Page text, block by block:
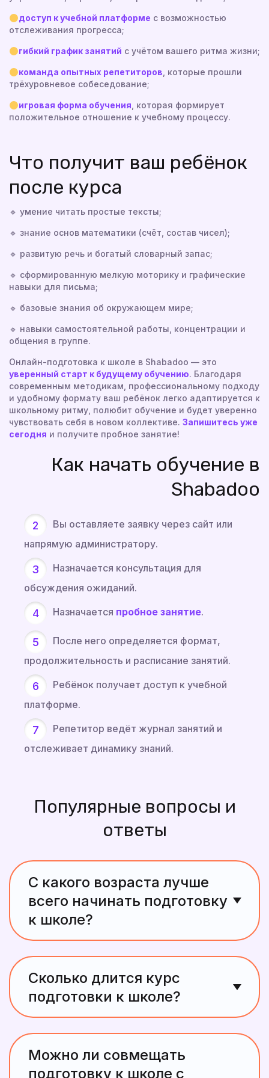
доступ к учебной платформе с возможностью
отслеживания прогресса;
гибкий график занятий с учётом вашего ритма жизни;
команда опытных репетиторов , которые прошли
трёхуровневое собеседование;
игровая форма обучения , которая формирует
положительное отношение к учебному процессу.
Что получит ваш ребёнок
после курса
🔹 умение читать простые тексты;
🔹 знание основ математики (счёт, состав чисел);
🔹 развитую речь и богатый словарный запас;
🔹 сформированную мелкую моторику и графические
навыки для письма;
🔹 базовые знания об окружающем мире;
🔹 навыки самостоятельной работы, концентрации и
общения в группе.
Онлайн-подготовка к школе в Shabadoo — это
уверенный старт к будущему обучению. Благодаря
современным методикам, профессиональному подходу
и удобному формату ваш ребёнок легко адаптируется к
школьному ритму, полюбит обучение и будет уверенно
чувствовать себя в новом коллективе. Запишитесь уже
сегодня и получите пробное занятие!
Как начать обучение в
Shabadoo
Вы оставляете заявку через сайт или
напрямую администратору.
Назначается консультация для
обсуждения ожиданий.
Назначается пробное занятие.
После него определяется формат,
продолжительность и расписание занятий.
Ребёнок получает доступ к учебной
платформе.
Репетитор ведёт журнал занятий и
отслеживает динамику знаний.
Популярные вопросы и
ответы
С какого возраста лучше
всего начинать подготовку
к школе?
Оптимальный возраст — 5–6 лет. В этом
возрасте ребёнок уже готов к системному
обучению, способен концентрировать
внимание и воспринимать учебный материал
через игру и взаимодействие.
Сколько длится курс
подготовки к школе?
Продолжительность курса зависит от
индивидуальных потребностей ребёнка.
Обычно рекомендуется 6–9 месяцев
регулярных занятий для достижения
Можно ли совмещать
подготовку к школе с